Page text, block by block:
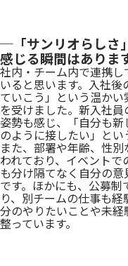
─「サンリオらしさ
感じる瞬間はありま
社内・チーム内で連携
いると思います。入社
ていこう」という温か
を受けました。新入社
姿勢も感じ、「自分も
のように接したい」とい
また、部署や年齢、性
われており、イベント
も分け隔てなく自分の
です。ほかにも、公募
り、別チームの仕事も
分のやりたいことや未
整っています。